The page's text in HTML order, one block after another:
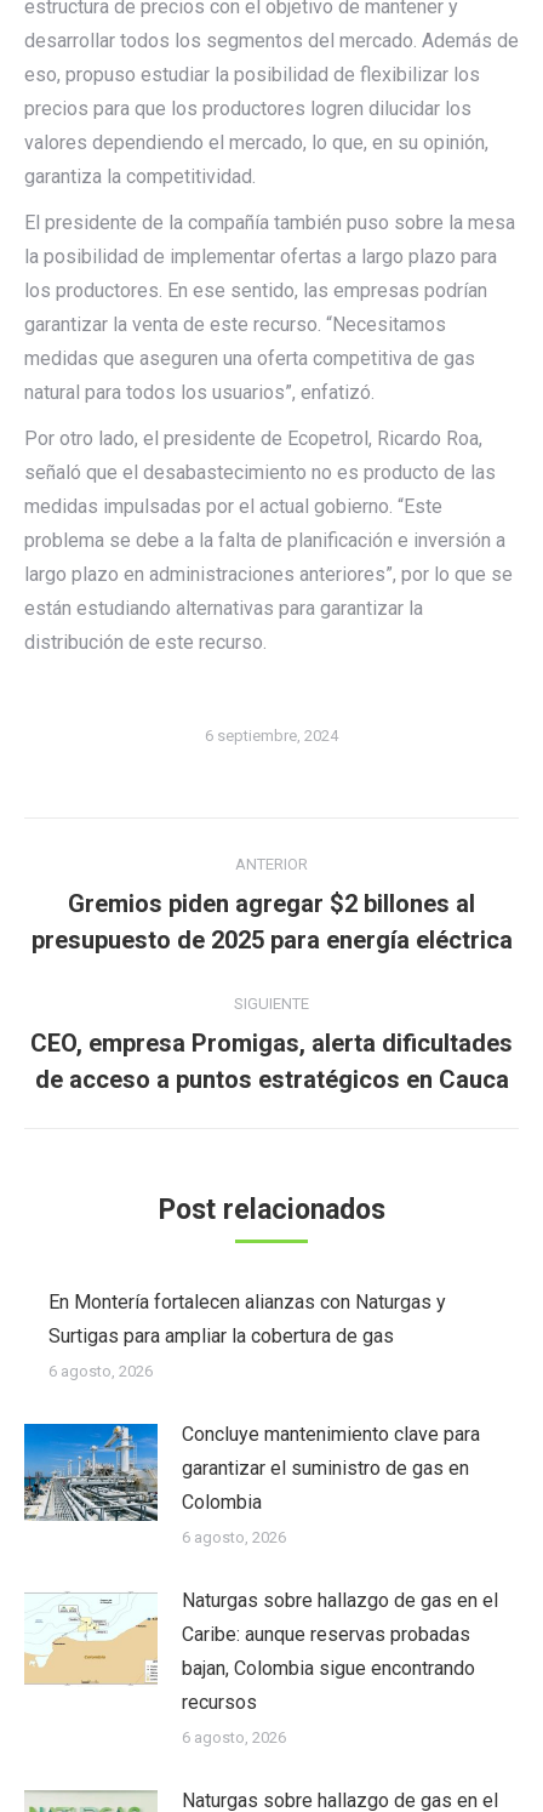
estructura de precios con el objetivo de mantener y
desarrollar todos los segmentos del mercado. Además de
eso, propuso estudiar la posibilidad de flexibilizar los
precios para que los productores logren dilucidar los
valores dependiendo el mercado, lo que, en su opinión,
garantiza la competitividad.
El presidente de la compañía también puso sobre la mesa
la posibilidad de implementar ofertas a largo plazo para
los productores. En ese sentido, las empresas podrían
garantizar la venta de este recurso. “Necesitamos
medidas que aseguren una oferta competitiva de gas
natural para todos los usuarios”, enfatizó.
Por otro lado, el presidente de Ecopetrol, Ricardo Roa,
señaló que el desabastecimiento no es producto de las
medidas impulsadas por el actual gobierno. “Este
problema se debe a la falta de planificación e inversión a
largo plazo en administraciones anteriores”, por lo que se
están estudiando alternativas para garantizar la
distribución de este recurso.
6 septiembre, 2024
entre
publicaciones
ANTERIOR
Publicación
anterior:
Gremios piden agregar $2 billones al
presupuesto de 2025 para energía eléctrica
SIGUIENTE
Publicación
siguiente:
CEO, empresa Promigas, alerta dificultades
de acceso a puntos estratégicos en Cauca
Post relacionados
En Montería fortalecen alianzas con Naturgas y
Surtigas para ampliar la cobertura de gas
6 agosto, 2026
Concluye mantenimiento clave para
garantizar el suministro de gas en
Colombia
6 agosto, 2026
Naturgas sobre hallazgo de gas en el
Caribe: aunque reservas probadas
bajan, Colombia sigue encontrando
recursos
6 agosto, 2026
Naturgas sobre hallazgo de gas en el